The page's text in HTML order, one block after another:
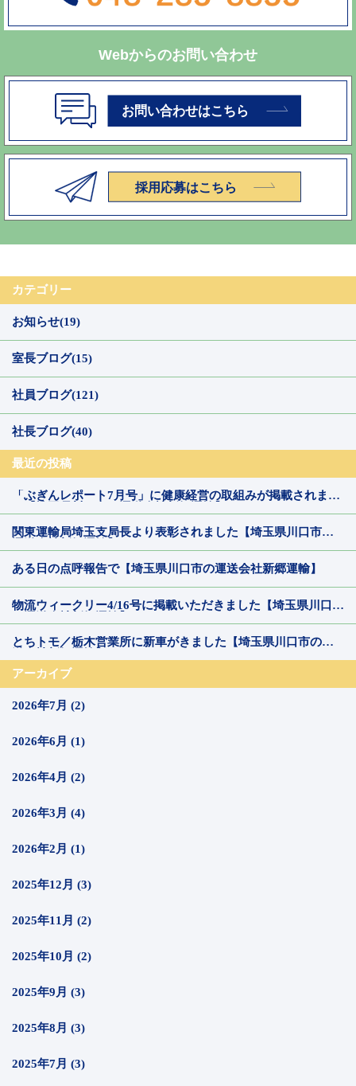
Webからのお問い合わせ
カテゴリー
お知らせ(19)
室長ブログ(15)
社員ブログ(121)
社長ブログ(40)
最近の投稿
「ぶぎんレポート7月号」に健康経営の取組みが掲載されまし
関東運輸局埼玉支局長より表彰されました【埼玉県川口市の
ある日の点呼報告で【埼玉県川口市の運送会社新郷運輸】
物流ウィークリー4/16号に掲載いただきました【埼玉県川口市
とちトモ／栃木営業所に新車がきました【埼玉県川口市の運
アーカイブ
2026年7月 (2)
2026年6月 (1)
2026年4月 (2)
2026年3月 (4)
2026年2月 (1)
2025年12月 (3)
2025年11月 (2)
2025年10月 (2)
2025年9月 (3)
2025年8月 (3)
2025年7月 (3)